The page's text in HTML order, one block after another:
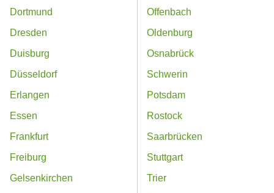
Dortmund
Dresden
Duisburg
Düsseldorf
Erlangen
Essen
Frankfurt
Freiburg
Gelsenkirchen
Offenbach
Oldenburg
Osnabrück
Schwerin
Potsdam
Rostock
Saarbrücken
Stuttgart
Trier